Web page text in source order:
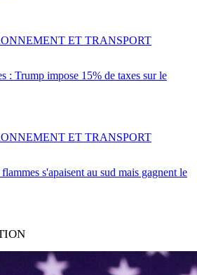
: Trump impose 15% de taxes sur le
ET TRANSPORT
s'apaisent au sud mais gagnent le
ET TRANSPORT